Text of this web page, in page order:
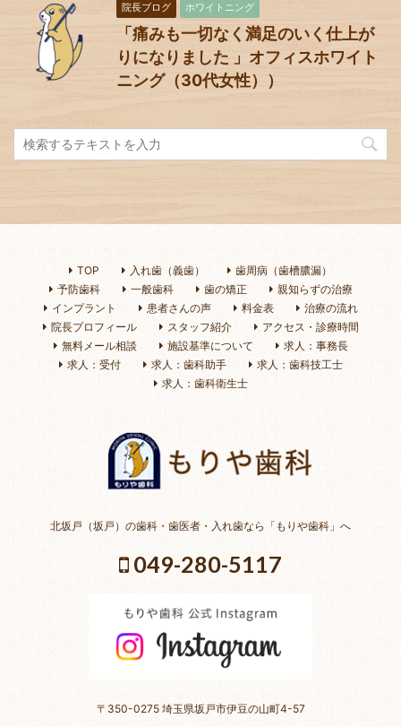
院長ブログ ホワイトニング
「痛みも一切なく満足のいく仕上が
りになりました 」オフィスホワイト
ニング（30代女性））
TOP 入れ歯（義歯）
歯周病（歯槽膿漏）
予防歯科
一般歯科 歯の矯正
親知らずの治療
インプラント
患者さんの声 料金表
治療の流れ
院長プロフィール
スタッフ紹介
アクセス・診療時間
無料メール相談
施設基準について
求人：事務長
求人：受付
求人：歯科助手
求人：歯科技工士
求人：歯科衛生士
北坂戸（坂戸）の歯科・歯医者・入れ歯なら「もりや歯科」へ
049-280-5117
〒350-0275 埼玉県坂戸市伊豆の山町4-57